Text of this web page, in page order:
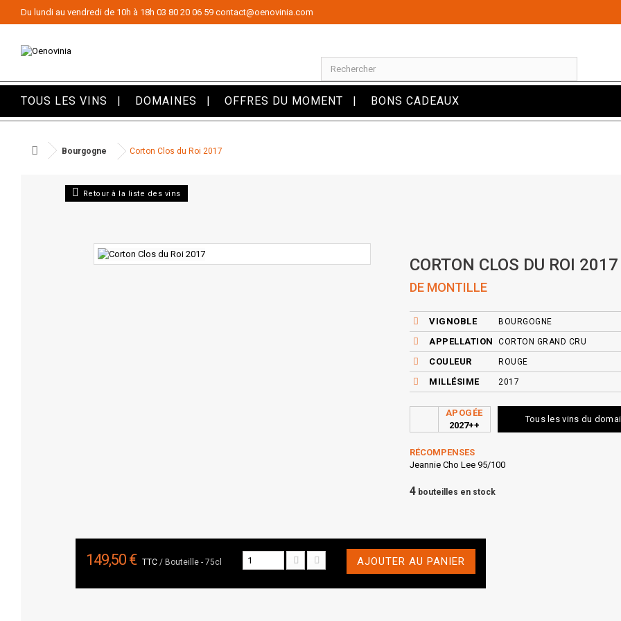
Du lundi au vendredi de 10h à 18h 03 80 20 06 59 contact@oenovinia.com
TOUS LES VINS DOMAINES OFFRES DU MOMENT BONS CADEAUX
Bourgogne Corton Clos du Roi 2017
Retour à la liste des vins
CORTON CLOS DU ROI 2017
DE MONTILLE
VIGNOBLE BOURGOGNE
APPELLATION CORTON GRAND CRU
COULEUR ROUGE
MILLÉSIME 2017
APOGÉE
2027++
Tous les vins du
RÉCOMPENSES
Jeannie Cho Lee 95/100
4 bouteilles en stock
149,50 € TTC / Bouteille - 75cl AJOUTER AU PANIER
Panneau de gestion des cookies